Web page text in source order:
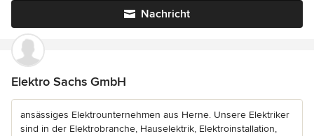
Nachricht
Elektro Sachs GmbH
ansässiges Elektrounternehmen aus Herne. Unsere Elektriker
sind in der Elektrobranche, Hauselektrik, Elektroinstallation,